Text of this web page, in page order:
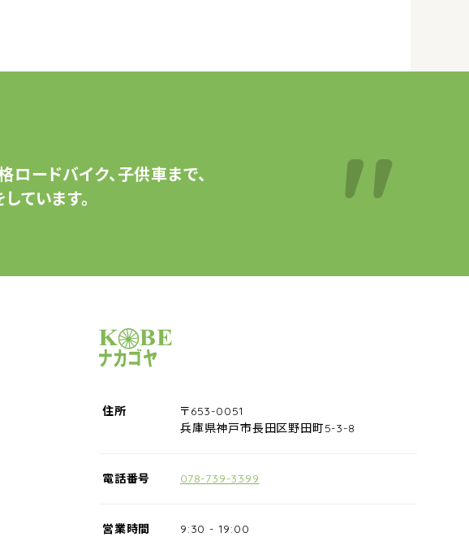
ロードバイク、子供車まで、
ています。
サイクルショップナカゴヤ
住所
〒653-0051
兵庫県神戸市長田区野田町5-3-8
電話番号 078-739-3399
営業時間 9:30 - 19:00